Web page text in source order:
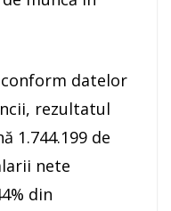
datelor
rezultatul
1.744.199 de
nete
din